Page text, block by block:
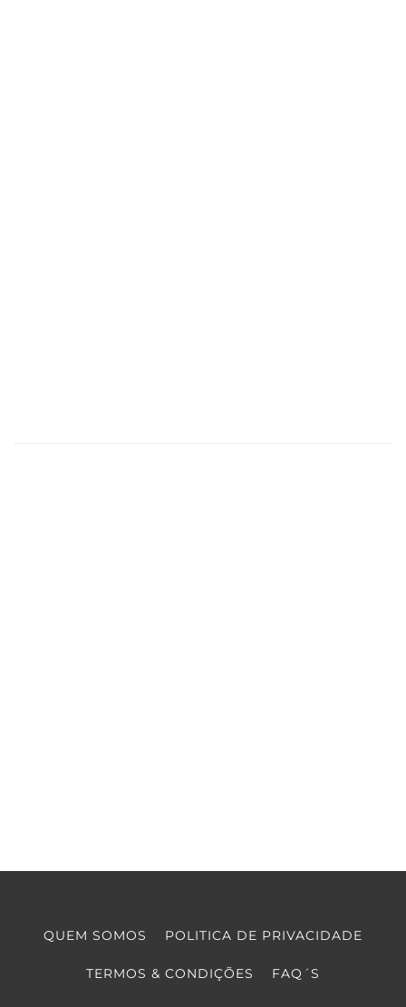
QUEM SOMOS POLITICA DE PRIVACIDADE
TERMOS & CONDIÇÕES FAQ´S